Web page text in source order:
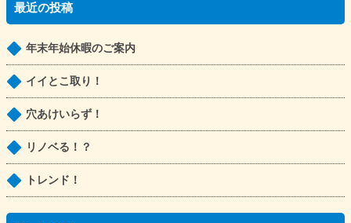
最近の投稿
年末年始休暇のご案内
イイとこ取り！
穴あけいらず！
リノベる！？
トレンド！